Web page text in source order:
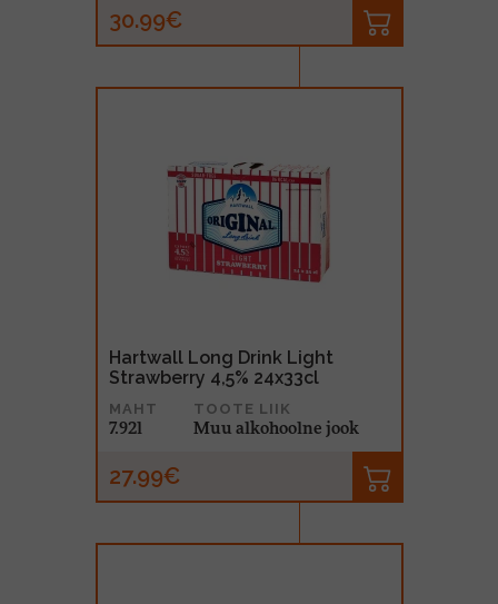
30.99€
Hartwall Long Drink Light
Strawberry 4,5% 24x33cl
MAHT
7.92l
TOOTE LIIK
Muu alkohoolne jook
27.99€